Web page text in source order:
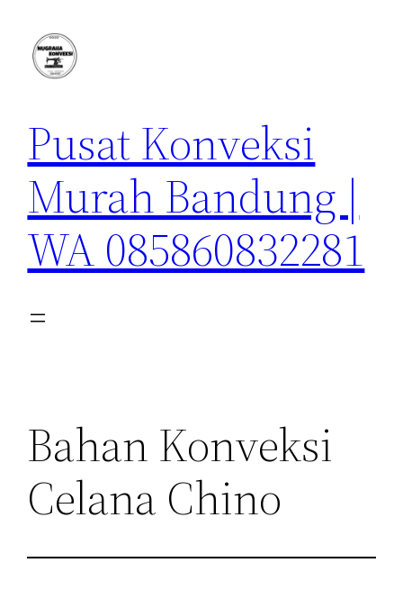
konten
Pusat Konveksi
Murah Bandung |
WA 085860832281
Bahan Konveksi
Celana Chino